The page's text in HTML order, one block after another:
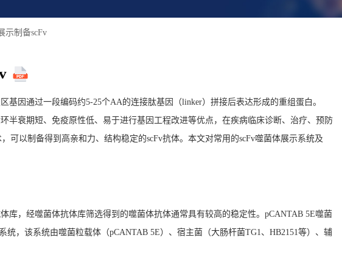
示制备scFv
基因通过一段编码约5-25个AA的连接肽基因（linker）拼接后表达形成的重组蛋白。
半衰期短、免疫原性低、易于进行基因工程改进等优点，在疾病临床诊断、治疗、预防
，可以制备得到高亲和力、结构稳定的scFv抗体。本文对常用的scFv噬菌体展示系统及
库，经噬菌体抗体库筛选得到的噬菌体抗体通常具有较高的稳定性。pCANTAB 5E噬菌
统，该系统由噬菌粒载体（pCANTAB 5E）、宿主菌（大肠杆菌TG1、HB2151等）、辅